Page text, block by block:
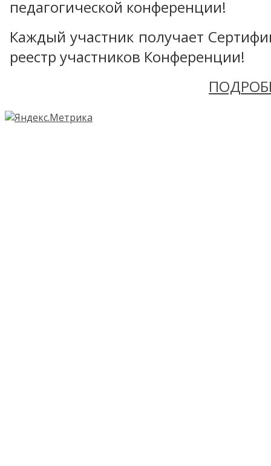
педагогической конференции!
Каждый участник получает
реестр участников Конференции!